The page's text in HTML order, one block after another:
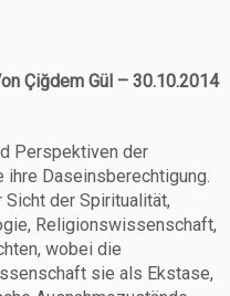
Çiğdem Gül – 30.10.2014
Perspektiven der
ihre Daseinsberechtigung.
Sicht der Spiritualität,
Religionswissenschaft,
wobei die
sie als Ekstase,